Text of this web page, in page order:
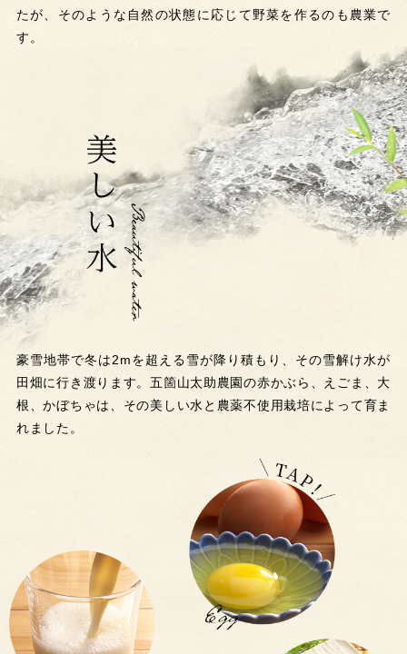
たが、そのような自然の状態に応じて野菜を作るのも農業で
す。
豪雪地帯で冬は2mを超える雪が降り積もり、その雪解け水が
田畑に行き渡ります。五箇山太助農園の赤かぶら、えごま、大
根、かぼちゃは、その美しい水と農薬不使用栽培によって育ま
れました。